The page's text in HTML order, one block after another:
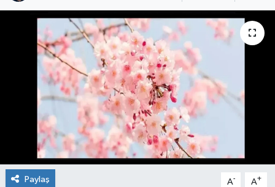
Paylaş A- A+